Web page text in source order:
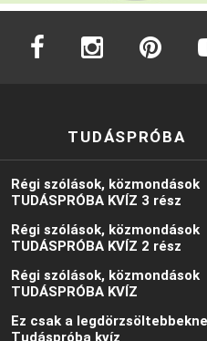
facebook instagram
TUDÁSPRÓBA
Régi szólások, közmondások
TUDÁSPRÓBA KVÍZ 3 rész
Régi szólások, közmondások
TUDÁSPRÓBA KVÍZ 2 rész
Régi szólások, közmondások
TUDÁSPRÓBA KVÍZ
Ez csak a
Tudáspróba kvíz